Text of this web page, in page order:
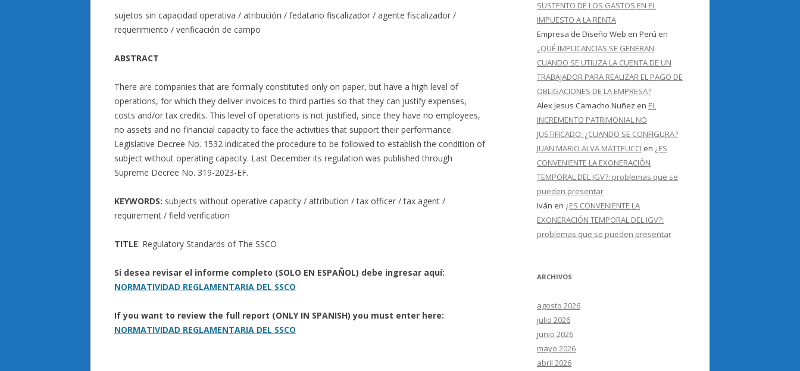
sujetos sin capacidad operativa / atribución / fedatario fiscalizador / agente fiscalizador /
requerimiento / verificación de campo
ABSTRACT
There are companies that are formally constituted only on paper, but have a high level of
operations, for which they deliver invoices to third parties so that they can justify expenses,
costs and/or tax credits. This level of operations is not justified, since they have no employees,
no assets and no financial capacity to face the activities that support their performance.
Legislative Decree No. 1532 indicated the procedure to be followed to establish the condition of
subject without operating capacity. Last December its regulation was published through
Supreme Decree No. 319-2023-EF.
KEYWORDS: subjects without operative capacity / attribution / tax officer / tax agent /
requirement / field verification
TITLE: Regulatory Standards of The SSCO
Si desea revisar el informe completo (SOLO EN ESPAÑOL) debe ingresar aquí:
NORMATIVIDAD REGLAMENTARIA DEL SSCO
If you want to review the full report (ONLY IN SPANISH) you must enter here:
NORMATIVIDAD REGLAMENTARIA DEL SSCO
SUSTENTO DE LOS GASTOS EN EL
IMPUESTO A LA RENTA
Empresa de Diseño Web en Perú en
¿QUÉ IMPLICANCIAS SE GENERAN
CUANDO SE UTILIZA LA CUENTA DE UN
TRABAJADOR PARA REALIZAR EL PAGO DE
OBLIGACIONES DE LA EMPRESA?
Alex Jesus Camacho Nuñez en EL
INCREMENTO PATRIMONIAL NO
JUSTIFICADO: ¿CUANDO SE CONFIGURA?
JUAN MARIO ALVA MATTEUCCI en ¿ES
CONVENIENTE LA EXONERACIÓN
TEMPORAL DEL IGV?: problemas que se
pueden presentar
Iván en ¿ES CONVENIENTE LA
EXONERACIÓN TEMPORAL DEL IGV?:
problemas que se pueden presentar
ARCHIVOS
agosto 2026
julio 2026
junio 2026
mayo 2026
abril 2026